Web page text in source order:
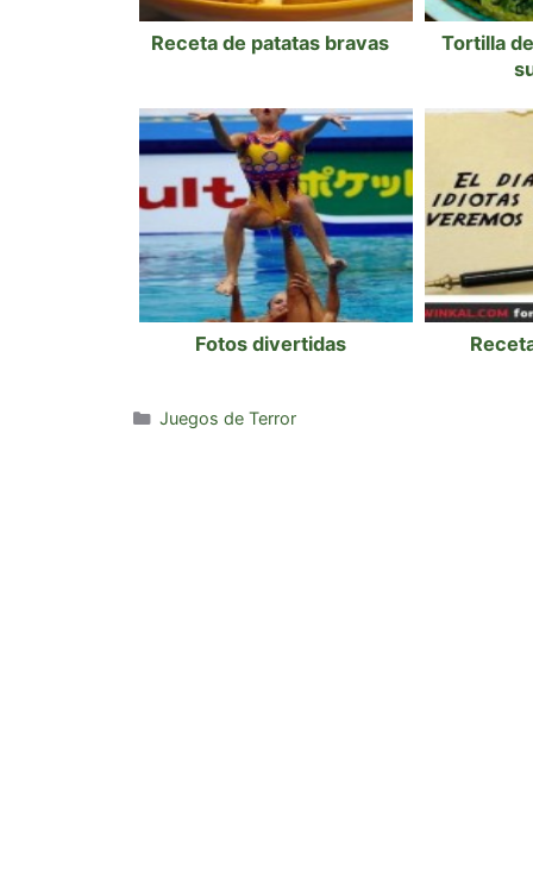
Receta de patatas bravas
Tortilla
Fotos divertidas
Categorías
Juegos de Terror